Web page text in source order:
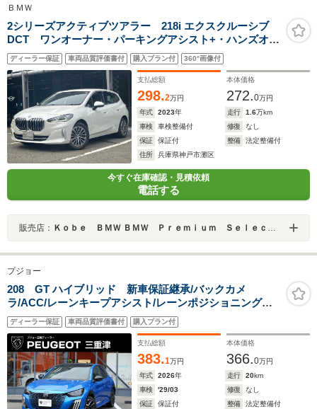
ＢＭＷ
2シリーズアクティブツアラー 218i エクスクルーシブ
DCT ワンオーナー・パーキングアシスト+・ハンズオフ
ACC・360度カメラ・ヘッドアップディスプレイ・シート
ヒーター・AppleCarPlay・内蔵ドラレコ・パワーシー
ト・電動リアゲート・17インチAW・ETC・禁煙車
ディーラー保証 車両品質評価書付 購入プラン付 360°画像付
支払総額
298.2万円
本体価格
272.0万円
年式
2023年 走行 1.6万km
車検
車検整備付 修復
なし
保証
保証付 整備
法定整備付
住所
兵庫県神戸市灘区
今すぐ在庫確認・見積依頼
電話する
販売店： Ｋｏｂｅ ＢＭＷ ＢＭＷ Ｐｒｅｍｉｕｍ Ｓｅｌｅｃｔｉｏｎ 三宮
プジョー
208 GT ハイブリッド 新車保証継承/バックカメ
ラ/ACC/レーンキープアシスト/レーンポジショニングア
シスト/ブラインドスポットモニター/LEDヘッドライト/フ
ロント・バックソナー/アップルカープレイ/アンドロイド
オート
ディーラー保証 車両品質評価書付 購入プラン付
支払総額
383.1万円
本体価格
366.0万円
年式
2026年 走行 20km
車検
'29/03 修復
なし
保証
保証付 整備
法定整備付